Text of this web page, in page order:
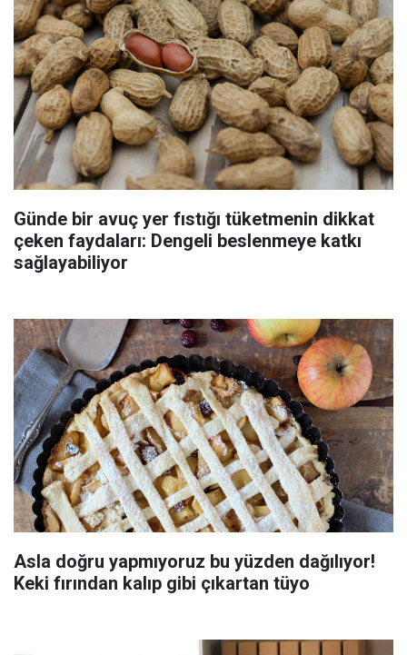
Günde bir avuç yer fıstığı tüketmenin dikkat
çeken faydaları: Dengeli beslenmeye katkı
sağlayabiliyor
Asla doğru yapmıyoruz bu yüzden dağılıyor!
Keki fırından kalıp gibi çıkartan tüyo